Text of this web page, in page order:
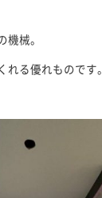
械。
る優れものです。